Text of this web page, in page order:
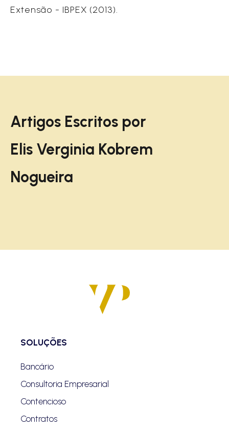
Extensão - IBPEX (2013).
Artigos Escritos por
Elis Verginia Kobrem
Nogueira
SOLUÇÕES
Bancário
Consultoria Empresarial
Contencioso
Contratos